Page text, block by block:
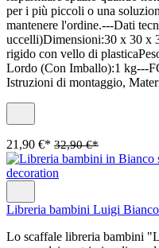
per i più piccoli o una
mantenere l'ordine.---Dati
uccelli)Dimensioni:30 x 30 x
rigido con vello di
Lordo (Con Imballo):1 kg---
Istruzioni di montaggio,
21,90 €* 32,90 €*
Libreria bambini Luigi
Lo scaffale libreria bambini